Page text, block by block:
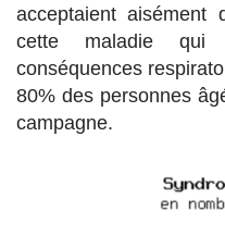
acceptaient aisément
cette maladie
conséquences
80% des personnes
campagne.